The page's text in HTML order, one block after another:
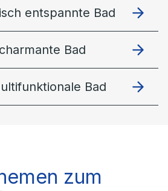
entspannte Bad
Bad
Bad
zum